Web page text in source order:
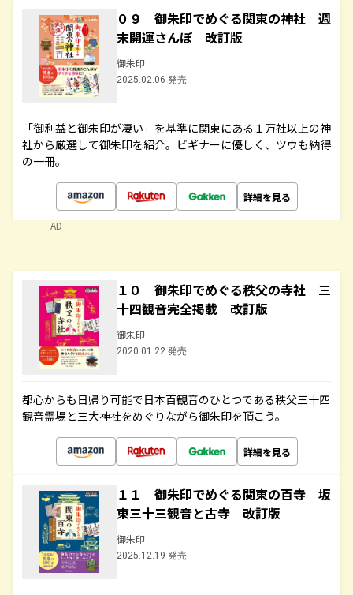
０９ 御朱印でめぐる関東の神社 週
末開運さんぽ 改訂版
御朱印
2025.02.06 発売
「御利益と御朱印が凄い」を基準に関東にある１万社以上の神
社から厳選して御朱印を紹介。ビギナーに優しく、ツウも納得
の一冊。
詳細を見る
AD
１０ 御朱印でめぐる秩父の寺社 三
十四観音完全掲載 改訂版
御朱印
2020.01.22 発売
都心からも日帰り可能で日本百観音のひとつである秩父三十四
観音霊場と三大神社をめぐりながら御朱印を頂こう。
詳細を見る
１１ 御朱印でめぐる関東の百寺 坂
東三十三観音と古寺 改訂版
御朱印
2025.12.19 発売